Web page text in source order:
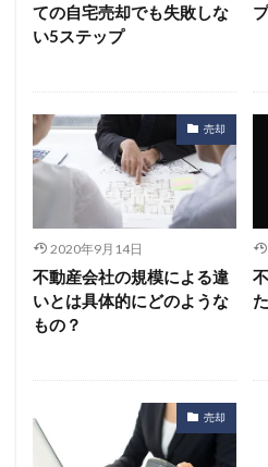
ての自宅売却でも失敗しな
い5ステップ
売却
2020年9月14日
不動産会社の規模による違
いとは具体的にどのような
もの？
売却